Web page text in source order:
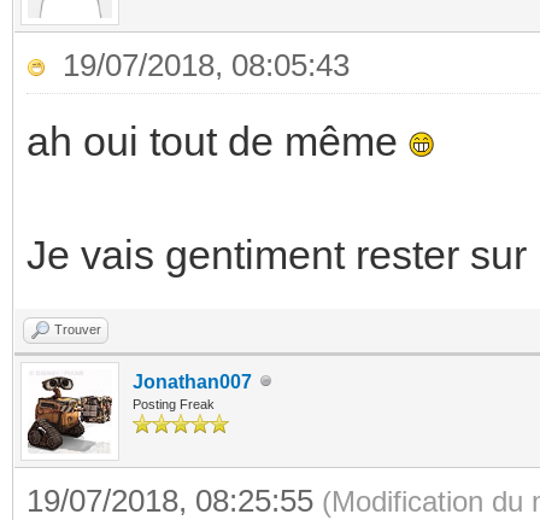
19/07/2018, 08:05:43
ah oui tout de même
Je vais gentiment rester
Trouver
Jonathan007
Posting Freak
19/07/2018, 08:25:55 (Modification du